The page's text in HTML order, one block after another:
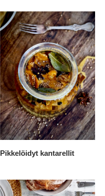
Pikkelöidyt kantarellit